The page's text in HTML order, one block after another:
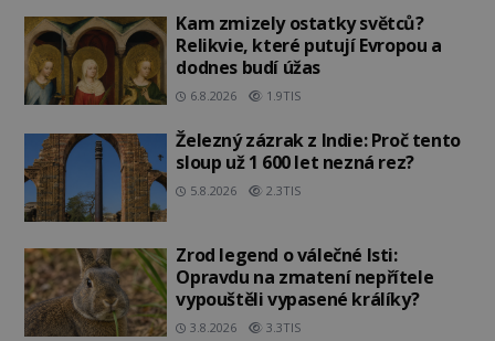
Kam zmizely ostatky světců?
Relikvie, které putují Evropou a
dodnes budí úžas
6.8.2026 1.9TIS
Železný zázrak z Indie: Proč tento
sloup už 1 600 let nezná rez?
5.8.2026 2.3TIS
Zrod legend o válečné lsti:
Opravdu na zmatení nepřítele
vypouštěli vypasené králíky?
3.8.2026 3.3TIS